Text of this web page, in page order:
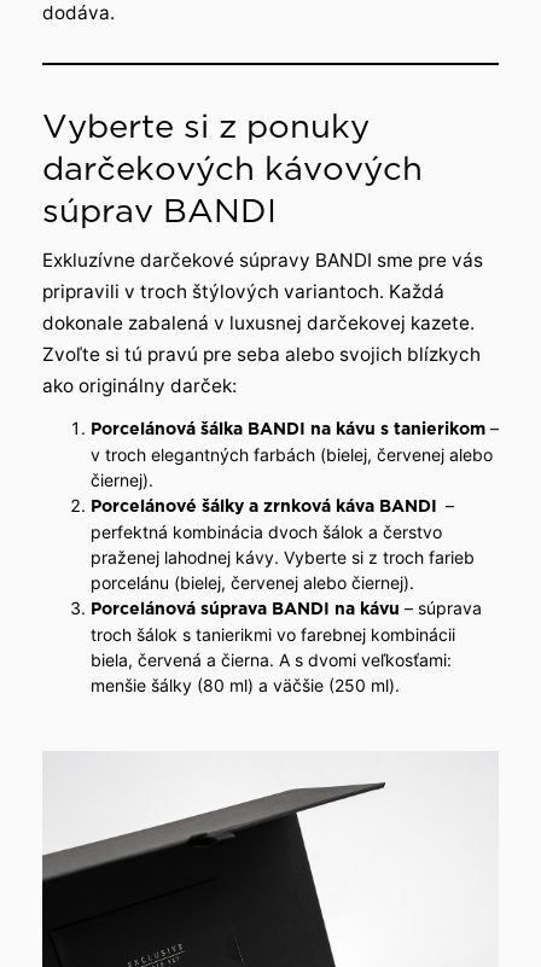
dodáva.
Vyberte si z ponuky
darčekových kávových
súprav BANDI
Exkluzívne darčekové súpravy BANDI sme pre vás
pripravili v troch štýlových variantoch. Každá
dokonale zabalená v luxusnej darčekovej kazete.
Zvoľte si tú pravú pre seba alebo svojich blízkych
ako originálny darček:
Porcelánová šálka BANDI na kávu s tanierikom –
v troch elegantných farbách (bielej, červenej alebo
čiernej).
Porcelánové šálky a zrnková káva BANDI –
perfektná kombinácia dvoch šálok a čerstvo
praženej lahodnej kávy. Vyberte si z troch farieb
porcelánu (bielej, červenej alebo čiernej).
Porcelánová súprava BANDI na kávu – súprava
troch šálok s tanierikmi vo farebnej kombinácii
biela, červená a čierna. A s dvomi veľkosťami:
menšie šálky (80 ml) a väčšie (250 ml).